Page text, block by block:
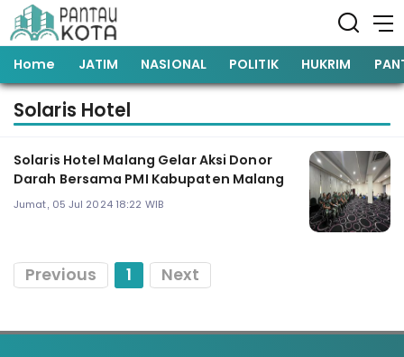
Home JATIM NASIONAL POLITIK HUKRIM
Solaris Hotel
Solaris Hotel Malang Gelar Aksi Donor
Darah Bersama PMI Kabupaten Malang
Jumat, 05 Jul 2024 18:22 WIB
Previous 1 Next